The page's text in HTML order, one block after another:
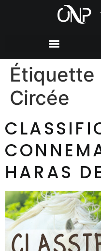
Étiquette
Circée
HARAS